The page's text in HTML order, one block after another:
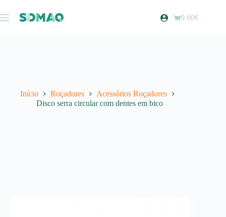
para
o
Carrinho
0.00€
Início Roçadores
Acessórios Roçadores
Disco serra circular com dentes em bico